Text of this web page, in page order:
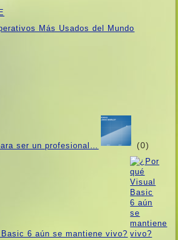
Más Usados ​​del Mundo
ser un profesional… (0)
6 aún se mantiene vivo?